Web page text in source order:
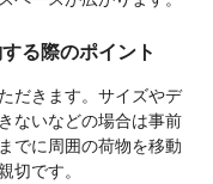
る際のポイント
だきます。サイズやデ
ないなどの場合は事前
でに周囲の荷物を移動
切です。